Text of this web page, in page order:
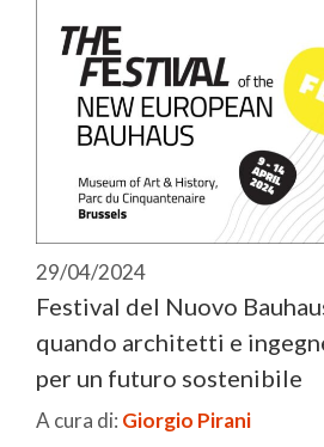
29/04/2024
Festival del Nuovo
quando architetti e
per un futuro sostenibile
A cura di: Giorgio Pirani